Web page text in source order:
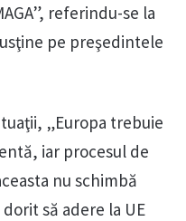
referindu-se la
pe preşedintele
„Europa trebuie
iar procesul de
nu schimbă
să adere la UE